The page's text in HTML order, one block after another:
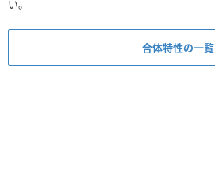
い。
合体特性の一覧